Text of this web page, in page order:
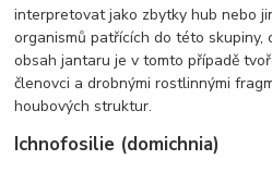
interpretovat jako zbytky hub nebo
organismů patřících do této skupiny,
obsah jantaru je v tomto případě
členovci a drobnými rostlinnými
houbových struktur.
Ichnofosilie (domichnia)